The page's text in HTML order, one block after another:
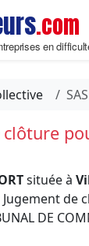
.com
en
clôture
située à
Jugement de
DE